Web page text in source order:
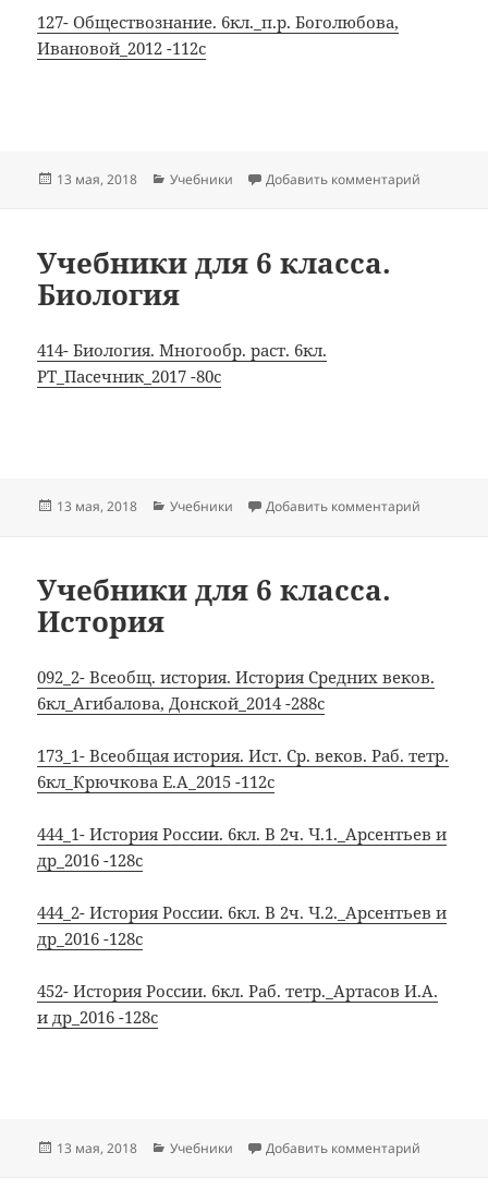
127- Обществознание. 6кл._п.р. Боголюбова,
Ивановой_2012 -112с
Опубликовано
13 мая, 2018 Рубрики
Учебники Добавить комментарий
Учебники для 6 класса.
Биология
414- Биология. Многообр. раст. 6кл.
РТ_Пасечник_2017 -80с
Опубликовано
13 мая, 2018 Рубрики
Учебники Добавить комментарий
Учебники для 6 класса.
История
092_2- Всеобщ. история. История Средних веков.
6кл_Агибалова, Донской_2014 -288с
173_1- Всеобщая история. Ист. Ср. веков. Раб. тетр.
6кл_Крючкова Е.А_2015 -112с
444_1- История России. 6кл. В 2ч. Ч.1._Арсентьев и
др_2016 -128с
444_2- История России. 6кл. В 2ч. Ч.2._Арсентьев и
др_2016 -128с
452- История России. 6кл. Раб. тетр._Артасов И.А.
и др_2016 -128с
Опубликовано
13 мая, 2018 Рубрики
Учебники Добавить комментарий